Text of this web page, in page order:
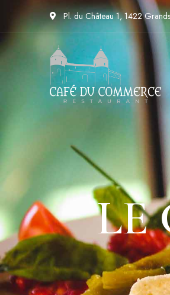
Pl. du Château 1, 1422
LE